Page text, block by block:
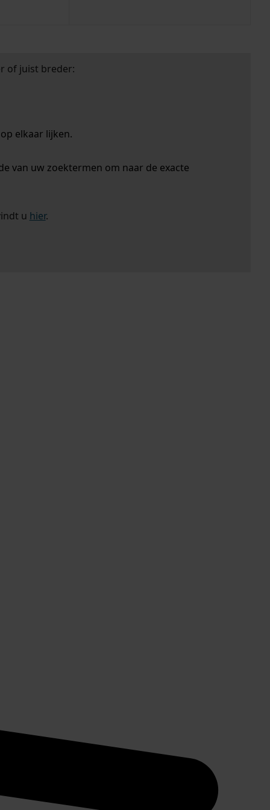
of juist breder:
elkaar lijken.
van uw zoektermen om naar de exacte
u hier.